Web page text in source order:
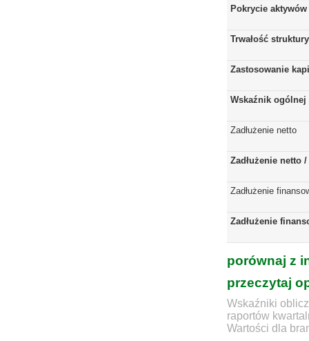
Pokrycie aktywów
Trwałość
Zastosowanie
Wskaźnik
Zadłużenie netto
Zadłużenie netto
Zadłużenie
Zadłużenie
porównaj z
przeczytaj
Wskaźniki
raportów
Wartości dla